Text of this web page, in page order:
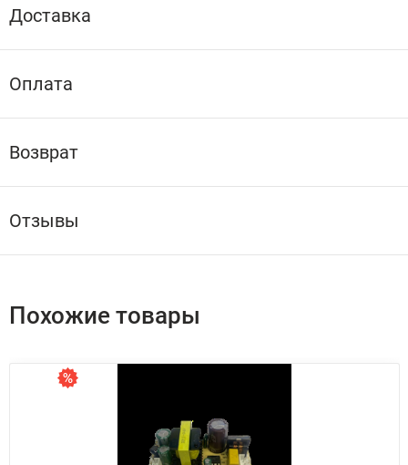
Доставка
Оплата
Возврат
Отзывы
Похожие товары